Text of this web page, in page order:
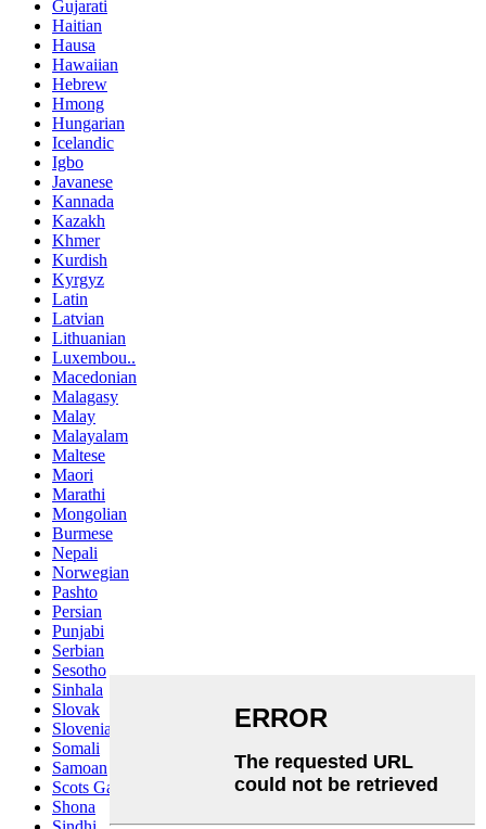
Gujarati
Haitian
Hausa
Hawaiian
Hebrew
Hmong
Hungarian
Icelandic
Igbo
Javanese
Kannada
Kazakh
Khmer
Kurdish
Kyrgyz
Latin
Latvian
Lithuanian
Luxembou..
Macedonian
Malagasy
Malay
Malayalam
Maltese
Maori
Marathi
Mongolian
Burmese
Nepali
Norwegian
Pashto
Persian
Punjabi
Serbian
Sesotho
Sinhala
Slovak
Slovenian
Somali
Samoan
Scots Gaelic
Shona